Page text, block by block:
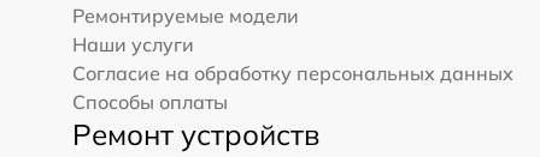
Ремонтируемые модели
Наши услуги
Согласие на обработку персональных данных
Способы оплаты
Ремонт устройств